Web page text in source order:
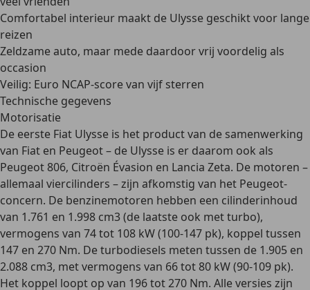
Comfortabel interieur maakt de Ulysse geschikt voor lange
reizen
Zeldzame auto, maar mede daardoor vrij voordelig als
occasion
Veilig: Euro NCAP-score van vijf sterren
Technische gegevens
Motorisatie
De eerste Fiat Ulysse is het product van de samenwerking
van Fiat en Peugeot– de Ulysse is er daarom ook als
Peugeot 806, Citroën Évasion en Lancia Zeta. De motoren –
allemaal viercilinders – zijn afkomstig van het Peugeot-
concern. De benzinemotoren hebben een cilinderinhoud
van 1.761 en 1.998 cm3(de laatste ook met turbo),
vermogens van 74 tot 108 kW (100-147 pk), koppel tussen
147 en 270 Nm. Deturbodiesels meten tussen de 1.905 en
2.088 cm3, met vermogens van 66 tot 80 kW (90-109 pk).
Het koppel loopt op van 196 tot 270 Nm. Alle versies zijn